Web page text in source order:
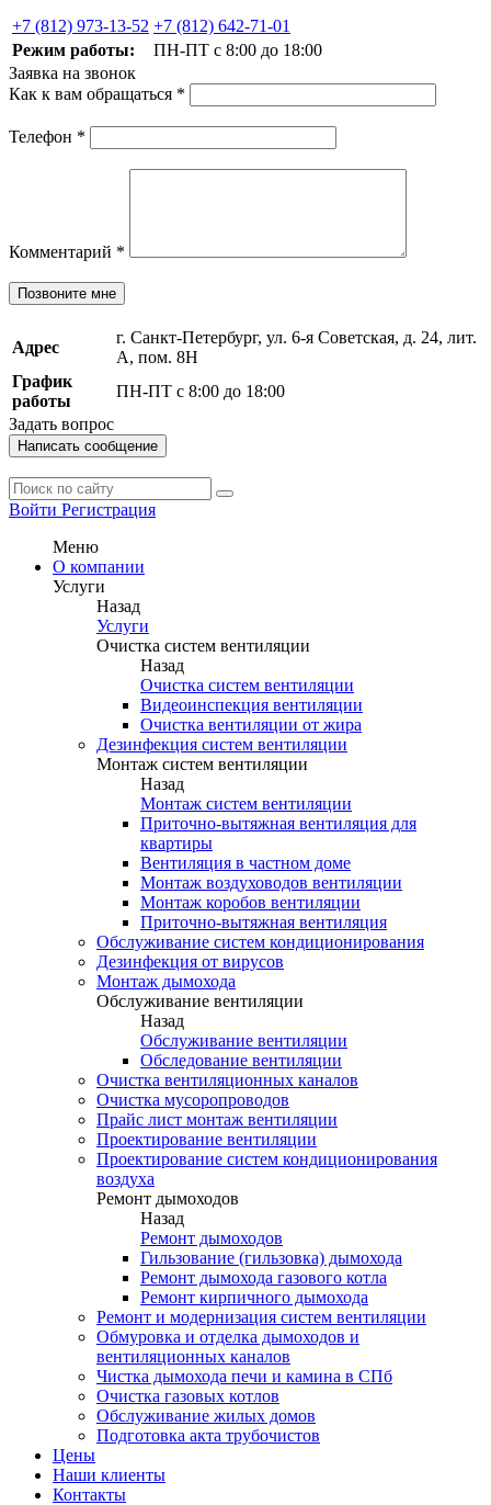
+7 (812) 973-13-52 +7 (812) 642-71-01
Режим работы:
ПН-ПТ с 8:00 до 18:00
Заявка на звонок
Как к вам обращаться *
Телефон *
Комментарий *
Позвоните мне
Адрес
г. Санкт-Петербург, ул. 6-я Советская, д. 24, лит.
А, пом. 8Н
График
работы
ПН-ПТ с 8:00 до 18:00
Задать вопрос
Написать сообщение
Войти Регистрация
Меню
О компании
Услуги
Назад
Услуги
Очистка систем вентиляции
Назад
Очистка систем вентиляции
Видеоинспекция вентиляции
Очистка вентиляции от жира
Дезинфекция систем вентиляции
Монтаж систем вентиляции
Назад
Монтаж систем вентиляции
Приточно-вытяжная вентиляция для
квартиры
Вентиляция в частном доме
Монтаж воздуховодов вентиляции
Монтаж коробов вентиляции
Приточно-вытяжная вентиляция
Обслуживание систем кондиционирования
Дезинфекция от вирусов
Монтаж дымохода
Обслуживание вентиляции
Назад
Обслуживание вентиляции
Обследование вентиляции
Очистка вентиляционных каналов
Очистка мусоропроводов
Прайс лист монтаж вентиляции
Проектирование вентиляции
Проектирование систем кондиционирования
воздуха
Ремонт дымоходов
Назад
Ремонт дымоходов
Гильзование (гильзовка) дымохода
Ремонт дымохода газового котла
Ремонт кирпичного дымохода
Ремонт и модернизация систем вентиляции
Обмуровка и отделка дымоходов и
вентиляционных каналов
Чистка дымохода печи и камина в СПб
Очистка газовых котлов
Обслуживание жилых домов
Подготовка акта трубочистов
Цены
Наши клиенты
Контакты